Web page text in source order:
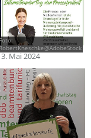
Foto:
3. Mai 2024